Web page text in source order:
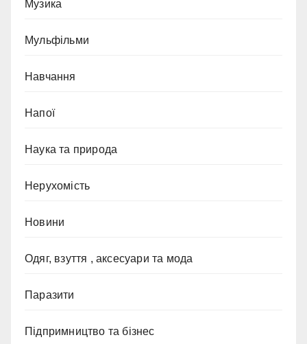
Музика
Мульфільми
Навчання
Напої
Наука та природа
Нерухомість
Новини
Одяг, взуття , аксесуари та мода
Паразити
Підпримництво та бізнес